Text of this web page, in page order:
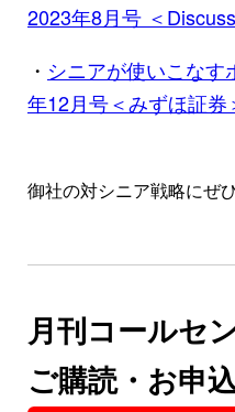
2023年8月号 ＜
・ シニアが使いこなす
年12月号＜みずほ証券
御社の対シニア戦略にぜ
月刊コールセ
ご購読・お申